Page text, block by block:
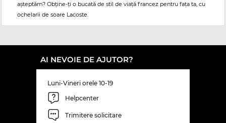
așteptăm? Obține-ți o bucată de stil de viață francez pentru fața ta, cu
ochelarii de soare Lacoste.
AI NEVOIE DE AJUTOR?
Luni-Vineri orele 10-19
Helpcenter
Trimitere solicitare